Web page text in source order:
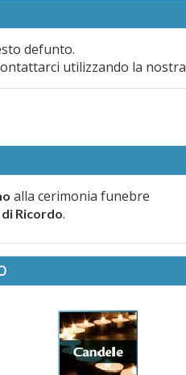
defunto.
utilizzando la nostra
alla cerimonia funebre
Ricordo.